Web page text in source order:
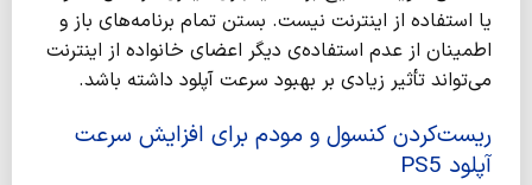
یا استفاده از اینترنت نیست. بستن تمام برنامه‌های باز و
اطمینان از عدم استفاده‌ی دیگر اعضای خانواده از اینترنت
می‌تواند تأثیر زیادی بر بهبود سرعت آپلود داشته باشد.
ریست‌کردن کنسول و مودم برای افزایش سرعت
آپلود PS5